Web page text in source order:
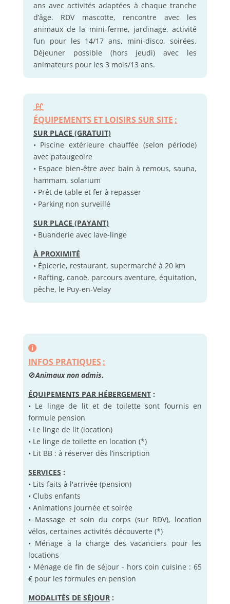
ans avec activités adaptées à chaque tranche
d’âge. RDV mascotte, rencontre avec les
animaux de la mini-ferme, jardinage, activité
fun pour les 14/17 ans, mini-disco, soirées.
Déjeuner possible (hors jeudi) avec les
animateurs pour les 3 mois/13 ans.
ÉQUIPEMENTS ET LOISIRS SUR SITE :
SUR PLACE (GRATUIT)
• Piscine extérieure chauffée (selon période)
avec pataugeoire
• Espace bien-être avec bain à remous, sauna,
hammam, solarium
• Prêt de table et fer à repasser
• Parking non surveillé
SUR PLACE (PAYANT)
• Buanderie avec lave-linge
À PROXIMITÉ
• Épicerie, restaurant, supermarché à 20 km
• Rafting, canoë, parcours aventure, équitation,
pêche, le Puy-en-Velay
INFOS PRATIQUES :
🚫Animaux non admis.
ÉQUIPEMENTS PAR HÉBERGEMENT:
• Le linge de lit et de toilette sont fournis en
formule pension
• Le linge de lit (location)
• Le linge de toilette en location (*)
• Lit BB : à réserver dès l’inscription
SERVICES :
• Lits faits à l'arrivée (pension)
• Clubs enfants
• Animations journée et soirée
• Massage et soin du corps (sur RDV), location
vélos, certaines activités découverte (*)
• Ménage à la charge des vacanciers pour les
locations
• Ménage de fin de séjour - hors coin cuisine : 65
€ pour les formules en pension
MODALITÉS DE SÉJOUR: